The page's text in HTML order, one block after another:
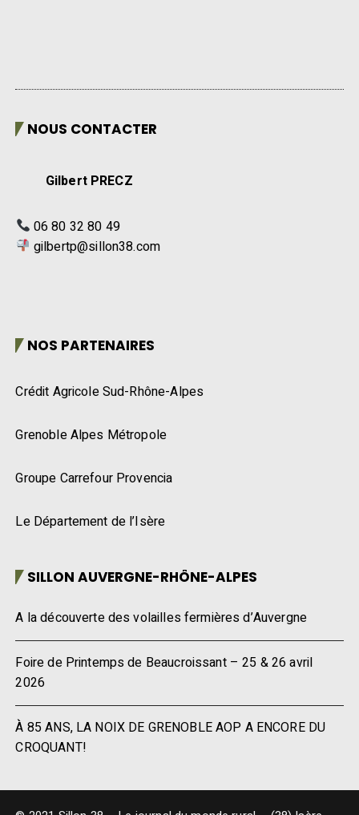
NOUS CONTACTER
Gilbert PRECZ
06 80 32 80 49
gilbertp@sillon38.com
NOS PARTENAIRES
Crédit Agricole Sud-Rhône-Alpes
Grenoble Alpes Métropole
Groupe Carrefour Provencia
Le Département de l’Isère
SILLON AUVERGNE-RHÔNE-ALPES
A la découverte des volailles fermières d’Auvergne
Foire de Printemps de Beaucroissant – 25 & 26 avril
2026
À 85 ANS, LA NOIX DE GRENOBLE AOP A ENCORE DU
CROQUANT!